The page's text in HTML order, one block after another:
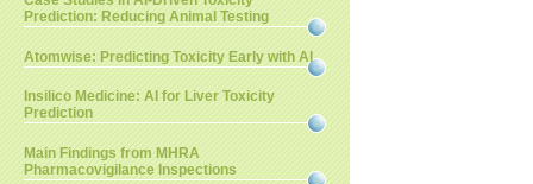
Prediction: Reducing Animal Testing
Atomwise: Predicting Toxicity Early with AI
Insilico Medicine: AI for Liver Toxicity
Prediction
Main Findings from MHRA
Pharmacovigilance Inspections